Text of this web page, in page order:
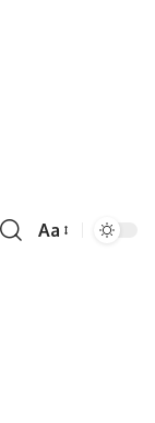
Font
Aa